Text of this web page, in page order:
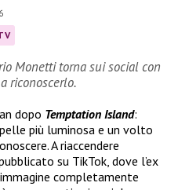
Monetti torna sui social con
riconoscerlo.
dopo Temptation Island:
più luminosa e un volto
A riaccendere
su TikTok, dove l’ex
completamente